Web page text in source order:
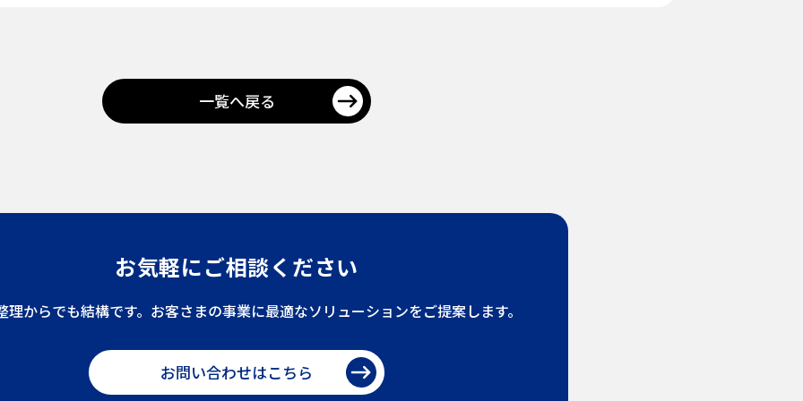
一覧へ戻る
お気軽にご相談ください
理からでも結構です。お客さまの事業に最適なソリューションをご提案します。
お問い合わせはこちら